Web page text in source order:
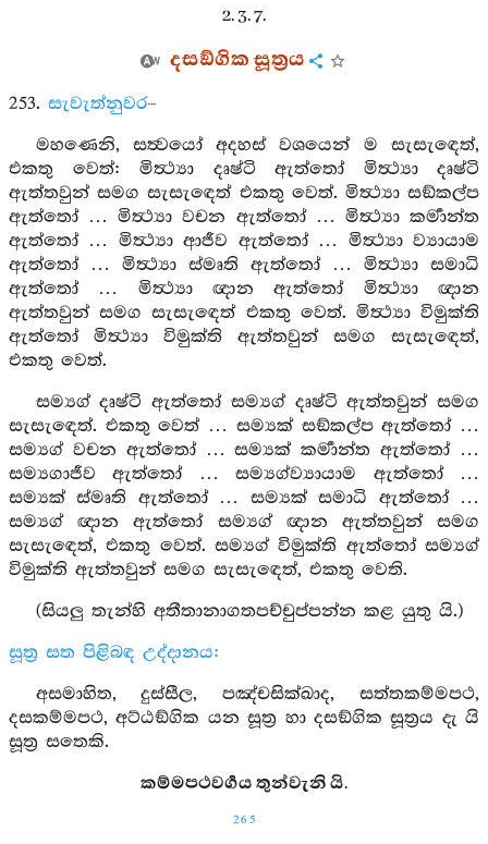
2. 3. 7.
දසඞ්ගික සූත්‍රය
253. සැවැත්නුවර–
මහණෙනි, සත්‍වයෝ අදහස් වශයෙන් ම සැසැඳෙත්,
එකතු වෙත්: මිත්‍ථ්‍යා දෘෂ්ටි ඇත්තෝ මිත්‍ථ්‍යා දෘෂ්ටි
ඇත්තවුන් සමග සැසැඳෙත් එකතු වෙත්. මිත්‍ථ්‍යා සඞ්කල්ප
ඇත්තෝ … මිත්‍ථ්‍යා වචන ඇත්තෝ … මිත්‍ථ්‍යා කර්‍මාන්ත
ඇත්තෝ … මිත්‍ථ්‍යා ආජීව ඇත්තෝ … මිත්‍ථ්‍යා ව්‍යායාම
ඇත්තෝ … මිත්‍ථ්‍යා ස්මෘති ඇත්තෝ … මිත්‍ථ්‍යා සමාධි
ඇත්තෝ … මිත්‍ථ්‍යා ඥාන ඇත්තෝ මිත්‍ථ්‍යා ඥාන
ඇත්තවුන් සමග සැසැඳෙත් එකතු වෙත්. මිත්‍ථ්‍යා විමුක්ති
ඇත්තෝ මිත්‍ථ්‍යා විමුක්ති ඇත්තවුන් සමග සැසැඳෙත්,
එකතු වෙත්.
සම්‍යග් දෘෂ්ටි ඇත්තෝ සම්‍යග් දෘෂ්ටි ඇත්තවුන් සමග
සැසැඳෙත්. එකතු වෙත් … සම්‍යක් සඞ්කල්ප ඇත්තෝ …
සම්‍යග් වචන ඇත්තෝ … සම්‍යක් කර්‍මාන්ත ඇත්තෝ …
සම්‍යගාජීව ඇත්තෝ … සම්‍යග්ව්‍යායාම ඇත්තෝ …
සම්‍යක් ස්මෘති ඇත්තෝ … සම්‍යක් සමාධි ඇත්තෝ …
සම්‍යග් ඥාන ඇත්තෝ සම්‍යග් ඥාන ඇත්තවුන් සමග
සැසැඳෙත්, එකතු වෙත්. සම්‍යග් විමුක්ති ඇත්තෝ සම්‍යග්
විමුක්ති ඇත්තවුන් සමග සැසැඳෙත්, එකතු වෙති.
(සියලු තැන්හි අතීතානාගතපච්චුප්පන්න කළ යුතු යි.)
සූත්‍ර සත පිළිබඳ උද්දානය:
අසමාහිත, දුස්සීල, පඤ්චසික්ඛාද, සත්තකම්මපථ,
දසකම්මපථ, අට්ඨඞ්ගික යන සූත්‍ර හා දසඞ්ගික සූත්‍රය දැ යි
සූත්‍ර සතෙකි.
කම්මපථවර්‍ගය තුන්වැනි යි.
265